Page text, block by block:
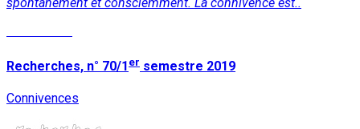
spontanément et consciemment. La connivence est..
Recherches, n° 70/1 er semestre 2019
Connivences